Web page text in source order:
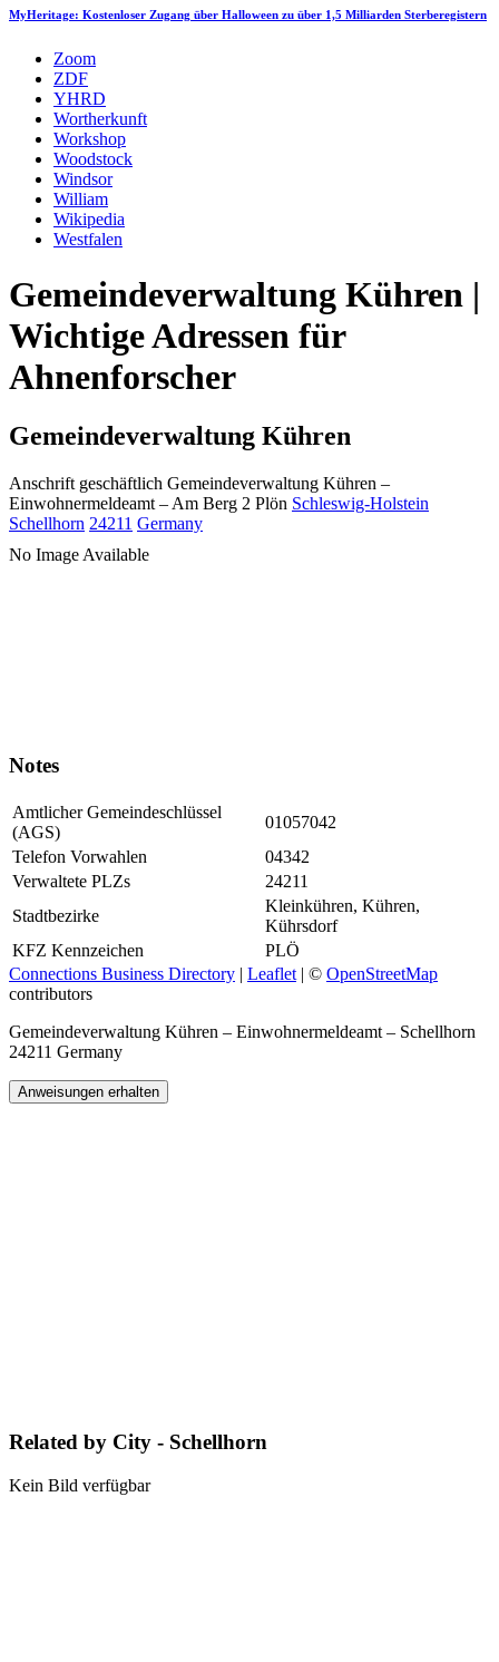
MyHeritage: Kostenloser Zugang über Halloween zu über 1,5 Milliarden Sterberegistern
Zoom
ZDF
YHRD
Wortherkunft
Workshop
Woodstock
Windsor
William
Wikipedia
Westfalen
Gemeindeverwaltung Kühren |
Wichtige Adressen für
Ahnenforscher
Gemeindeverwaltung Kühren
Anschrift geschäftlich Gemeindeverwaltung Kühren –
Einwohnermeldeamt – Am Berg 2 Plön Schleswig-Holstein
Schellhorn 24211 Germany
No Image Available
Notes
Amtlicher Gemeindeschlüssel
(AGS)
01057042
Telefon Vorwahlen
04342
Verwaltete PLZs
24211
Stadtbezirke
Kleinkühren, Kühren,
Kührsdorf
KFZ Kennzeichen
PLÖ
Connections Business Directory | Leaflet | © OpenStreetMap
contributors
Gemeindeverwaltung Kühren – Einwohnermeldeamt – Schellhorn
24211 Germany
Anweisungen erhalten
Related by City - Schellhorn
Kein Bild verfügbar